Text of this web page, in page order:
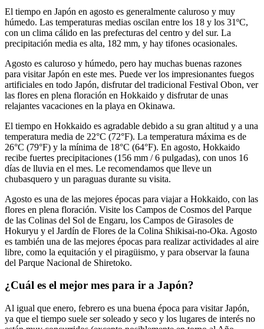
El tiempo en Japón en agosto es generalmente caluroso y muy
húmedo. Las temperaturas medias oscilan entre los 18 y los 31ºC,
con un clima cálido en las prefecturas del centro y del sur. La
precipitación media es alta, 182 mm, y hay tifones ocasionales.
Agosto es caluroso y húmedo, pero hay muchas buenas razones
para visitar Japón en este mes. Puede ver los impresionantes fuegos
artificiales en todo Japón, disfrutar del tradicional Festival Obon, ver
las flores en plena floración en Hokkaido y disfrutar de unas
relajantes vacaciones en la playa en Okinawa.
El tiempo en Hokkaido es agradable debido a su gran altitud y a una
temperatura media de 22°C (72°F). La temperatura máxima es de
26°C (79°F) y la mínima de 18°C (64°F). En agosto, Hokkaido
recibe fuertes precipitaciones (156 mm / 6 pulgadas), con unos 16
días de lluvia en el mes. Le recomendamos que lleve un
chubasquero y un paraguas durante su visita.
Agosto es una de las mejores épocas para viajar a Hokkaido, con las
flores en plena floración. Visite los Campos de Cosmos del Parque
de las Colinas del Sol de Engaru, los Campos de Girasoles de
Hokuryu y el Jardín de Flores de la Colina Shikisai-no-Oka. Agosto
es también una de las mejores épocas para realizar actividades al aire
libre, como la equitación y el piragüismo, y para observar la fauna
del Parque Nacional de Shiretoko.
¿Cuál es el mejor mes para ir a Japón?
Al igual que enero, febrero es una buena época para visitar Japón,
ya que el tiempo suele ser soleado y seco y los lugares de interés no